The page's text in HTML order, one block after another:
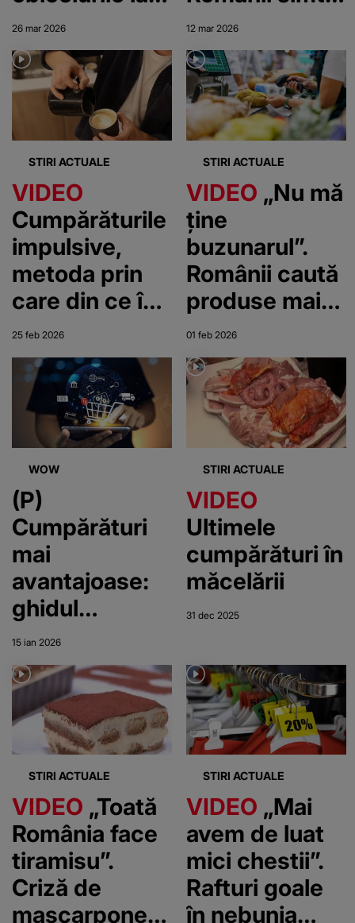
cumpărături.
Alimentele
aproape de
expirare, tot
mai căutate
26 mar 2026
din plin
scumpirile și
incertitudinea
economică
12 mar 2026
STIRI ACTUALE
VIDEO
Cumpărăturile
impulsive,
metoda prin
care din ce în
ce mai mulți
oameni
încearcă să
scape de
stres
25 feb 2026
STIRI ACTUALE
VIDEO „Nu mă
ține
buzunarul”.
Românii caută
produse mai
ieftine la raft
01 feb 2026
WOW
(P)
Cumpărături
mai
avantajoase:
ghidul
complet
pentru a
economisi în
magazinele
tale preferate
15 ian 2026
STIRI ACTUALE
VIDEO
Ultimele
cumpărături în
măcelării
31 dec 2025
STIRI ACTUALE
VIDEO „Toată
România face
tiramisu”.
Criză de
mascarpone în
STIRI ACTUALE
VIDEO „Mai
avem de luat
mici chestii”.
Rafturi goale
în nebunia